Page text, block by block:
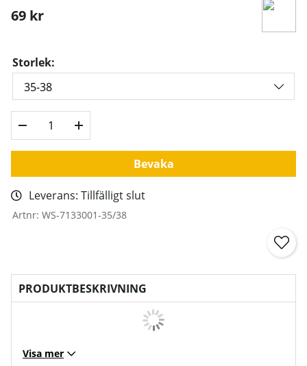
69 kr
Storlek:
Bevaka
Leverans: Tillfälligt slut
Artnr: WS-7133001-35/38
PRODUKTBESKRIVNING
Visa mer